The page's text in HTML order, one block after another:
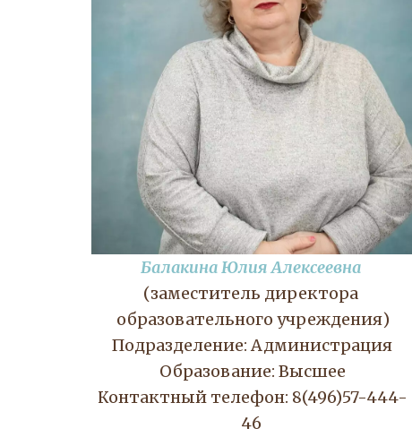
Балакина Юлия Алексеевна
(заместитель директора
образовательного учреждения)
Подразделение: Администрация
Образование: Высшее
Контактный телефон: 8(496)57-444-
46